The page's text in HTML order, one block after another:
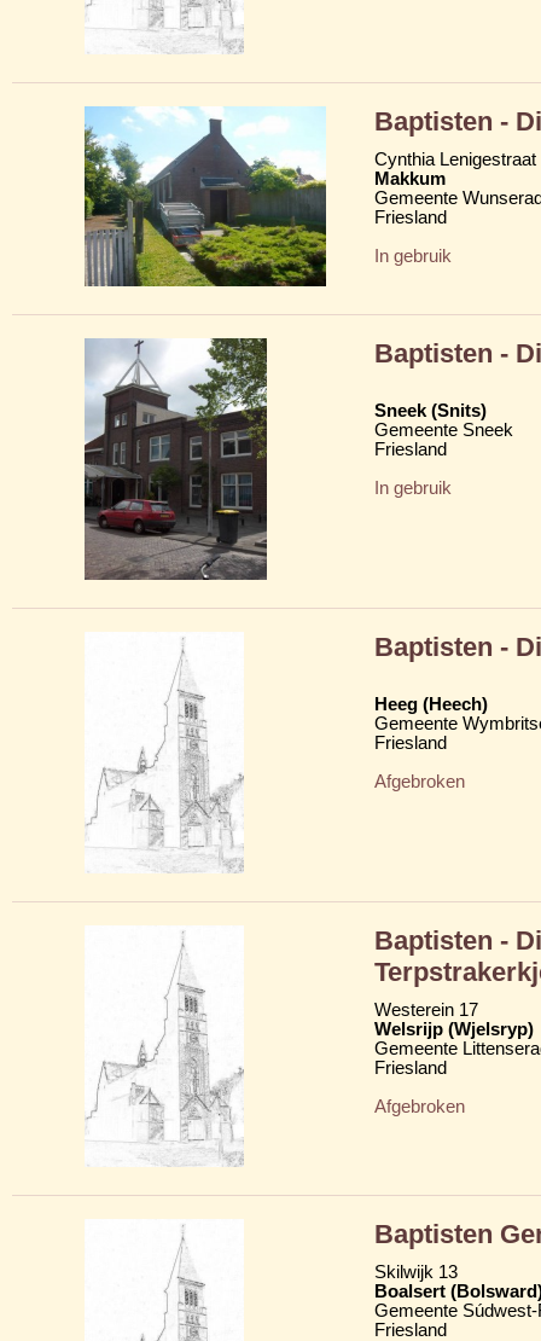
Baptisten -
Cynthia Lenigestraat
Makkum
Gemeente
Friesland
In gebruik
Baptisten -
Sneek (Snits)
Gemeente Sneek
Friesland
In gebruik
Baptisten -
Heeg (Heech)
Gemeente
Friesland
Afgebroken
Baptisten -
Westerein 17
Welsrijp (Wjelsryp)
Gemeente
Friesland
Afgebroken
Baptisten
Skilwijk 13
Boalsert
Gemeente
Friesland